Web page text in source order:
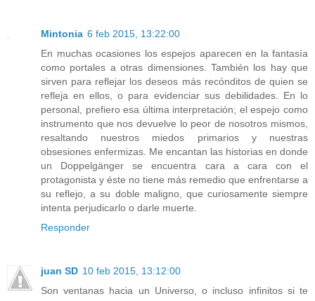
Mintonia 6 feb 2015, 13:22:00
En muchas ocasiones los espejos aparecen en la fantasía
como portales a otras dimensiones. También los hay que
sirven para reflejar los deseos más recónditos de quien se
refleja en ellos, o para evidenciar sus debilidades. En lo
personal, prefiero esa última interpretación; el espejo como
instrumento que nos devuelve lo peor de nosotros mismos,
resaltando nuestros miedos primarios y nuestras
obsesiones enfermizas. Me encantan las historias en donde
un Doppelgänger se encuentra cara a cara con el
protagonista y éste no tiene más remedio que enfrentarse a
su reflejo, a su doble maligno, que curiosamente siempre
intenta perjudicarlo o darle muerte.
Responder
juan SD 10 feb 2015, 13:12:00
Son ventanas hacia un Universo, o incluso infinitos si te